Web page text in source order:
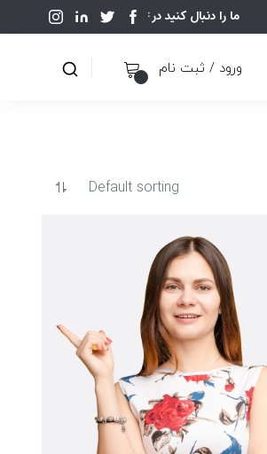
ما را دنبال کنید در:
ورود / ثبت نام